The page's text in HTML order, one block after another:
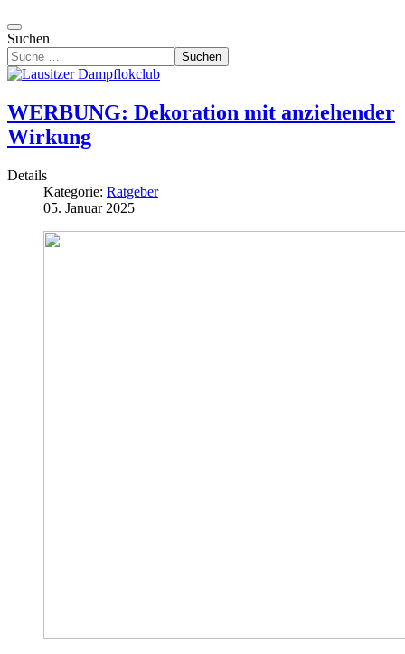
Suchen
Suchen
WERBUNG: Dekoration mit anziehender
Wirkung
Details
Kategorie: Ratgeber
05. Januar 2025